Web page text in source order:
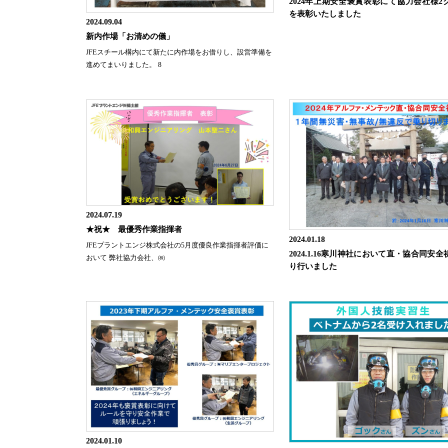
2024.09.04
新内作場「お清めの儀」
JFEスチール構内にて新たに内作場をお借りし、設営準備を
進めてまいりました。 8
を表彰いたしました
2024.07.19
★祝★ 最優秀作業指揮者
JFEプラントエンジ株式会社の5月度優良作業指揮者評価に
おいて 弊社協力会社、㈱
2024.01.18
2024.1.16寒川神社において直・協合同安全
り行いました
2024.01.10